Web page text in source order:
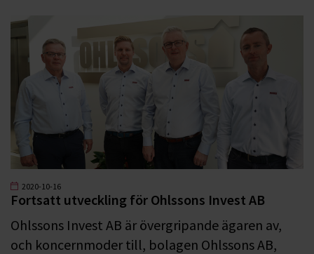
2020-10-16
Fortsatt utveckling för Ohlssons Invest AB
Ohlssons Invest AB är övergripande ägaren av,
och koncernmoder till, bolagen Ohlssons AB,